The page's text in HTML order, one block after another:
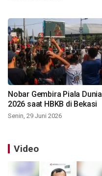
Nobar Gembira Piala Dunia
2026 saat HBKB di Bekasi
Senin, 29 Juni 2026
Video